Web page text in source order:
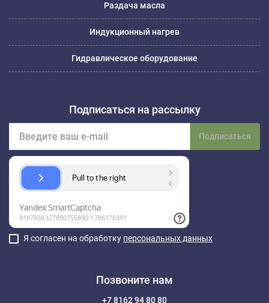
Раздача масла
Индукционный нагрев
Гидравлическое оборудование
Подписаться на рассылку
Подписаться
Я согласен на обработку персональных данных
Позвоните нам
+7 8162 94 80 80